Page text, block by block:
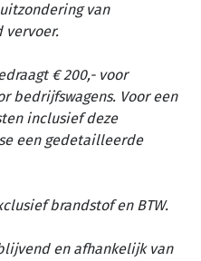
van
vervoer.
€ 200,- voor
bedrijfswagens. Voor een
inclusief deze
een gedetailleerde
brandstof en BTW.
en afhankelijk van